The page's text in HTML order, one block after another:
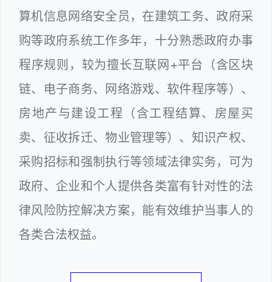
算机信息网络安全员，在建筑工务、政府采
购等政府系统工作多年，十分熟悉政府办事
程序规则，较为擅长互联网+平台（含区块
链、电子商务、网络游戏、软件程序等）、
房地产与建设工程（含工程结算、房屋买
卖、征收拆迁、物业管理等）、知识产权、
采购招标和强制执行等领域法律实务，可为
政府、企业和个人提供各类富有针对性的法
律风险防控解决方案，能有效维护当事人的
各类合法权益。